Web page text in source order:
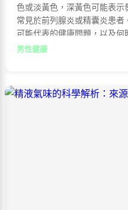
色或淡黃色，深黃色可能表示
常見於前列腺炎或精囊炎患者
可能代表的健康問題，以及何
男性健康